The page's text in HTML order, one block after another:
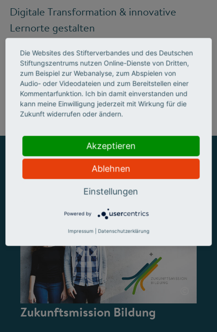
Digitale Transformation & innovative
Lernorte gestalten
Mehr zum Handlungsfeld "Bildung &
Kompetenzen"
ZUSAMMEN MEHR ERREICHEN
Zukunftsmission Bildung
Die Websites des Stifterverbandes und des Deutschen
Stiftungszentrums nutzen Online-Dienste von Dritten,
zum Beispiel zur Webanalyse, zum Abspielen von
Audio- oder Videodateien und zum Bereitstellen einer
Kommentarfunktion. Ich bin damit einverstanden und
kann meine Einwilligung jederzeit mit Wirkung für die
Zukunft widerrufen oder ändern.
Akzeptieren
Ablehnen
Einstellungen
Powered by
Impressum Datenschutzerklärung